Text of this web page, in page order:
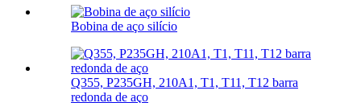
Bobina de aço silício
Q355, P235GH, 210A1, T1, T11, T12 barra
redonda de aço